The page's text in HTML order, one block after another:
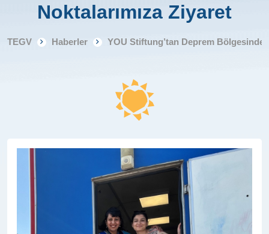
Noktalarımıza Ziyaret
TEGV Haberler YOU Stiftung’tan Deprem